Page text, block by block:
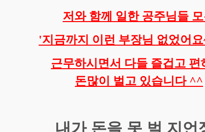
저와 함께 일한 공주님들
'지금까지 이런 부장님 없었어
근무하시면서 다들 즐겁고
돈많이 벌고 있습니다 ^^
내가 돈을 못 벌 지